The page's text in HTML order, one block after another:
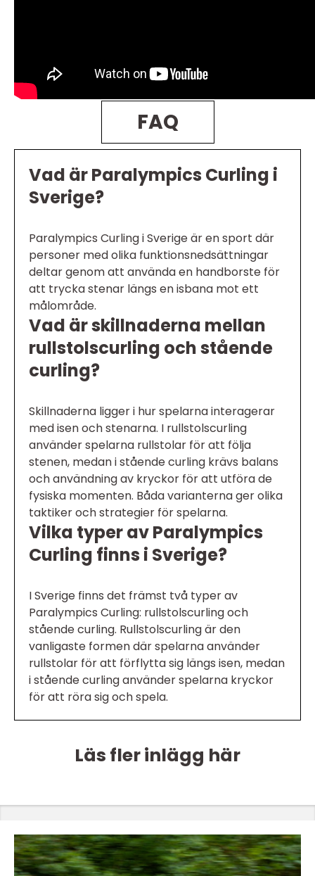
FAQ
Vad är Paralympics Curling i
Sverige?
Paralympics Curling i Sverige är en sport där
personer med olika funktionsnedsättningar
deltar genom att använda en handborste för
att trycka stenar längs en isbana mot ett
målområde.
Vad är skillnaderna mellan
rullstolscurling och stående
curling?
Skillnaderna ligger i hur spelarna interagerar
med isen och stenarna. I rullstolscurling
använder spelarna rullstolar för att följa
stenen, medan i stående curling krävs balans
och användning av kryckor för att utföra de
fysiska momenten. Båda varianterna ger olika
taktiker och strategier för spelarna.
Vilka typer av Paralympics
Curling finns i Sverige?
I Sverige finns det främst två typer av
Paralympics Curling: rullstolscurling och
stående curling. Rullstolscurling är den
vanligaste formen där spelarna använder
rullstolar för att förflytta sig längs isen, medan
i stående curling använder spelarna kryckor
för att röra sig och spela.
Läs fler inlägg här